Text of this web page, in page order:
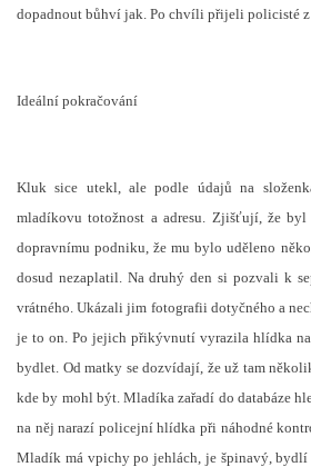
dopadnout bůhví jak. Po chvíli přijeli policisté
Ideální pokračování
Kluk sice utekl, ale podle údajů na
mladíkovu totožnost a adresu. Zjišťují, že byl
dopravnímu podniku, že mu bylo uděleno
dosud nezaplatil. Na druhý den si pozvali k
vrátného. Ukázali jim fotografii dotyčného a
je to on. Po jejich přikývnutí vyrazila hlídka na
bydlet. Od matky se dozvídají, že už tam
kde by mohl být. Mladíka zařadí do databáze
na něj narazí policejní hlídka při náhodné
Mladík má vpichy po jehlách, je špinavý, bydlí